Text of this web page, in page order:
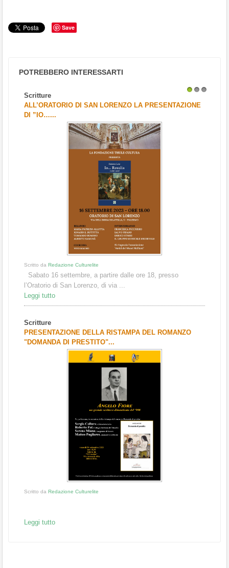
Save
POTREBBERO INTERESSARTI
Scritture
ALL’ORATORIO DI SAN LORENZO LA PRESENTAZIONE
DI ”IO…...
Scritto da Redazione Culturelite
Sabato 16 settembre, a partire dalle ore 18, presso
l’Oratorio di San Lorenzo, di via ...
Leggi tutto
Scritture
PRESENTAZIONE DELLA RISTAMPA DEL ROMANZO
"DOMANDA DI PRESTITO"...
Scritto da Redazione Culturelite
Leggi tutto